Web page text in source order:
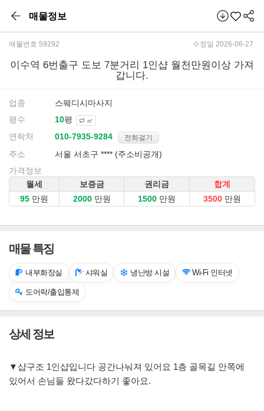
매물정보
매물번호 59292 수정일 2026-06-27
이수역 6번출구 도보 7분거리 1인샵 월천만원이상 가져
갑니다.
업종
스웨디시마사지
평수
평 ㎡
연락처 전화걸기
주소
서울 서초구 **** (주소비공개)
가격정보
월세
보증금 권리금
합계
만원
만원 만원 만원
매물 특징
내부화장실 샤워실 냉난방 시설 Wi-Fi 인터넷
도어락/출입통제
상세 정보
▼샵구조 1인샵입니다 공간나눠져 있어요 1층 골목길 안쪽에
있어서 손님들 왔다갔다하기 좋아요.